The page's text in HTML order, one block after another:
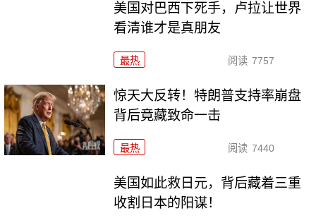
美国对巴西下死手，卢拉让世界
看清谁才是真朋友
最热 阅读 7757
惊天大反转！特朗普支持率崩盘
背后竟藏致命一击
最热 阅读 7440
美国如此救日元，背后藏着三重
收割日本的阳谋！